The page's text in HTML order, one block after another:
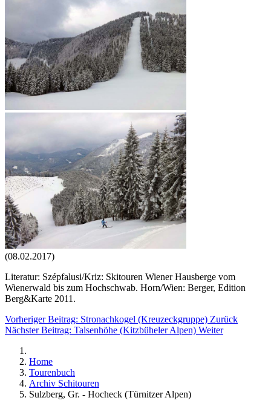
(08.02.2017)
Literatur: Szépfalusi/Kriz: Skitouren Wiener Hausberge vom
Wienerwald bis zum Hochschwab. Horn/Wien: Berger, Edition
Berg&Karte 2011.
Vorheriger Beitrag: Stronachkogel (Kreuzeckgruppe) Zurück
Nächster Beitrag: Talsenhöhe (Kitzbüheler Alpen) Weiter
Home
Tourenbuch
Archiv Schitouren
Sulzberg, Gr. - Hocheck (Türnitzer Alpen)